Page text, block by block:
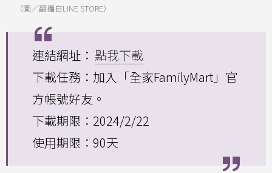
（圖／翻攝自LINE STORE）
連結網址： 點我下載
下載任務：加入「全家FamilyMart」官
方帳號好友。
下載期限：2024/2/22
使用期限：90天